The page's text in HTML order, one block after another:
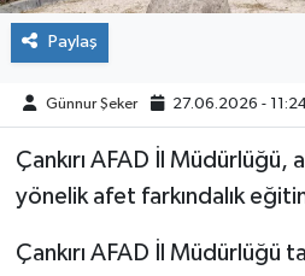
Paylaş
Günnur Şeker 27.06.2026 -
Çankırı AFAD İl
yönelik afet farkındalık
Çankırı AFAD İl Müdürlüğü
TURİZM
MAGAZİN
VEFAT
BİLİM&TEKNOLOJİ